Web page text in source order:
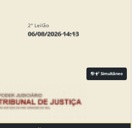
2° Leilão
06/08/2026 14:13
Simultâneo